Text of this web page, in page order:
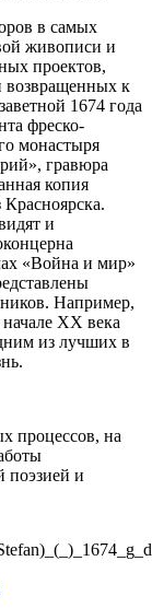
в самых
живописи и
проектов,
возвращенных к
1674 года
фреско-
монастыря
гравюра
копия
и
«Война и мир»
Например,
XX века
из лучших в
процессов, на
поэзией и